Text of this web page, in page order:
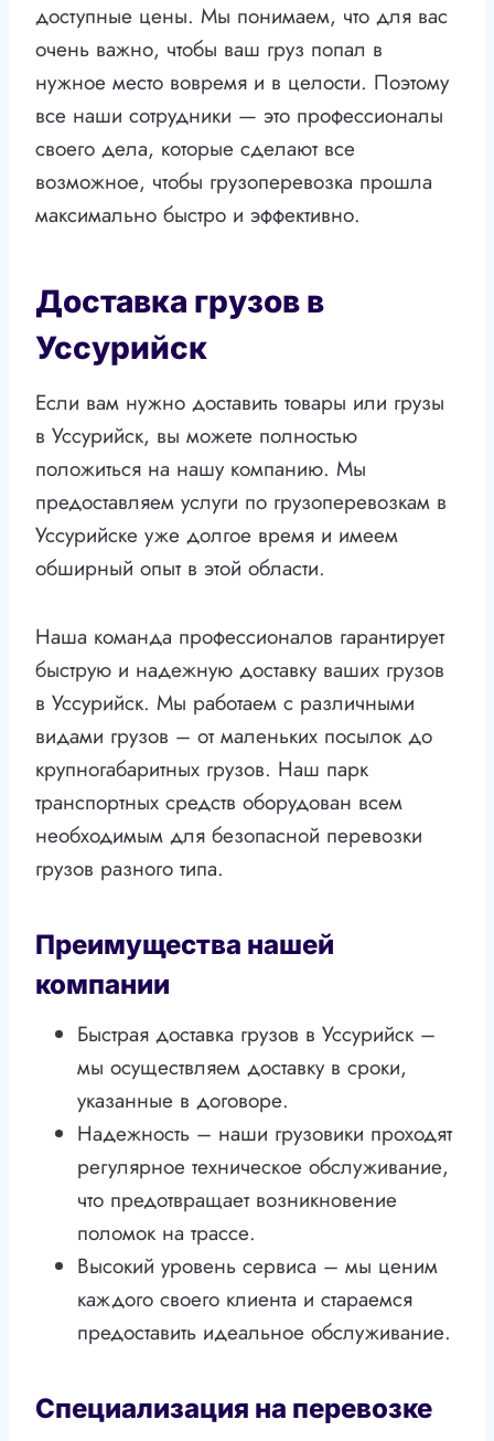
доступные цены. Мы понимаем, что для вас
очень важно, чтобы ваш груз попал в
нужное место вовремя и в целости. Поэтому
все наши сотрудники — это профессионалы
своего дела, которые сделают все
возможное, чтобы грузоперевозка прошла
максимально быстро и эффективно.
Доставка грузов в
Уссурийск
Если вам нужно доставить товары или грузы
в Уссурийск, вы можете полностью
положиться на нашу компанию. Мы
предоставляем услуги по грузоперевозкам в
Уссурийске уже долгое время и имеем
обширный опыт в этой области.
Наша команда профессионалов гарантирует
быструю и надежную доставку ваших грузов
в Уссурийск. Мы работаем с различными
видами грузов – от маленьких посылок до
крупногабаритных грузов. Наш парк
транспортных средств оборудован всем
необходимым для безопасной перевозки
грузов разного типа.
Преимущества нашей
компании
Быстрая доставка грузов в Уссурийск –
мы осуществляем доставку в сроки,
указанные в договоре.
Надежность – наши грузовики проходят
регулярное техническое обслуживание,
что предотвращает возникновение
поломок на трассе.
Высокий уровень сервиса – мы ценим
каждого своего клиента и стараемся
предоставить идеальное обслуживание.
Специализация на перевозке